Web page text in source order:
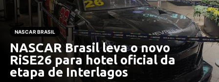
NASCAR BRASIL
NASCAR Brasil leva o novo
RiSE26 para hotel oficial da
etapa de Interlagos